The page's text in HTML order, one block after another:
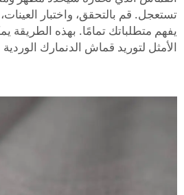
تستعجل. قم بالتحقق، واختبار
يفهم متطلباتك تمامًا. بهذه الطريقة
الأمثل لتوريد قماش الدنمارك الوردية